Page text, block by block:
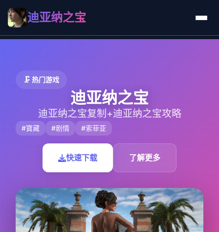
迪亚纳之宝
🗜️ 热门游戏
迪亚纳之宝
迪亚纳之宝复制+迪亚纳之宝攻略
#寶藏 #剧情 #索菲亚
快速下载 了解更多